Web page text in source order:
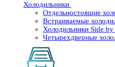
Холодильники
Отдельностоящие
Встраиваемые
Холодильники Side by
Четырехдверные